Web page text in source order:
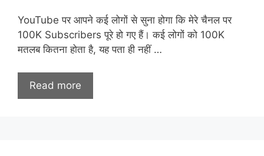
YouTube पर आपने कई लोगों से सुना होगा कि मेरे चैनल पर
100K Subscribers पूरे हो गए हैं। कई लोगों को 100K
मतलब कितना होता है, यह पता ही नहीं …
Read more